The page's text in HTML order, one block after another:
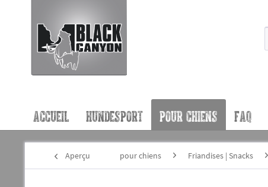
ACCUEIL HUNDESPORT POUR CHIENS FAQ
Aperçu pour chiens Friandises | Snacks